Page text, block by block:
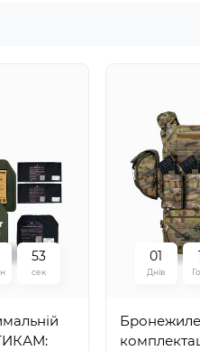
52
сек
01
Днів